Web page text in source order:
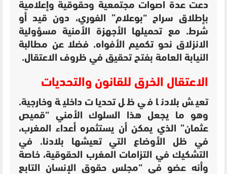
دعت عدة اصوات مجتمعية وحقوقية وإعلامية
بإطلاق سراح “بوعلام” الفوري، دون قيد أو
شرط. مع تحميلها الأجهزة الأمنية مسؤولية
الانزلاق نحو تكميم الأفواه. فضلا عن مطالبة
النيابة العامة بفتح تحقيق في ظروف الاعتقال.
الاعتقال الخرق للقانون والتحديات
تعيش بلادنا في ظل تحديات داخلية وخارجية.
وهو ما يجعل هذا السلوك الأمني “قميص
عثمان” الذي يمكن أن يستثمره أعداء المغرب،
في ظل الأوضاع التي تعيشها بلادنا. في
التشكيك في التزامات المغرب الحقوقية، خاصة
وأنه عضو في “مجلس حقوق الإنسان التابع